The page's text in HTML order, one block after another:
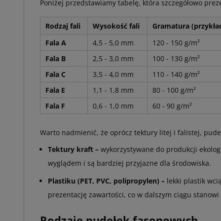
Poniżej przedstawiamy tabelę, która szczegółowo
Rodzaj fali Wysokość fali Gramatura
Fala A
4,5 - 5,0 mm 120 - 150 g/m²
Fala B
2,5 - 3,0 mm 100 - 130 g/m²
Fala C
3,5 - 4,0 mm 110 - 140 g/m²
Fala E
1,1 - 1,8 mm 80 - 100 g/m²
Fala F
0,6 - 1,0 mm 60 - 90 g/m²
Warto nadmienić, że oprócz tektury litej i falistej,
Tektury kraft – wykorzystywane do produkcji
wyglądem i są bardziej przyjazne dla środowiska.
Plastiku (PET, PVC, polipropylen) – lekki plastik
prezentację zawartości, co w dalszym ciągu